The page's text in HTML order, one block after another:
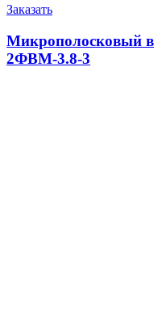
Заказать
Микрополосковый
2ФВМ-3.8-3